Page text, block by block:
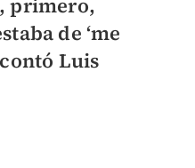
primero,
de ‘me
Luis